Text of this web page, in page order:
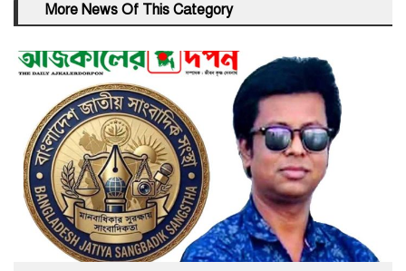
More News Of This Category